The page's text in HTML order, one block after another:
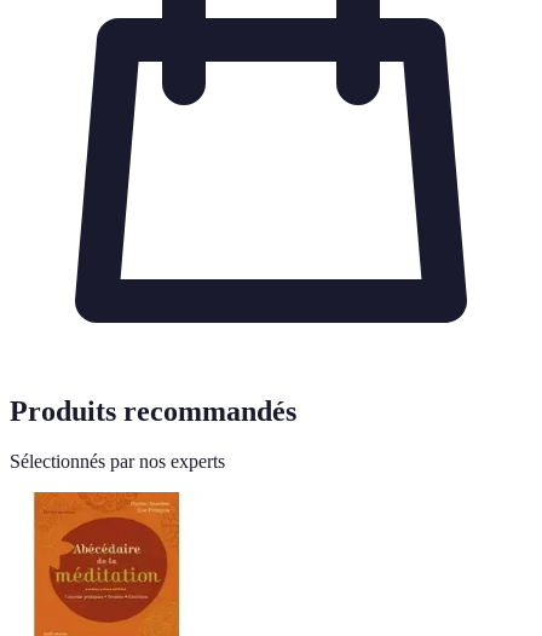
Produits recommandés
Sélectionnés par nos experts